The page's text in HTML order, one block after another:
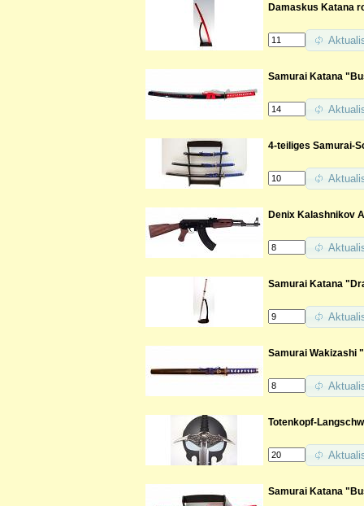
Damaskus Katana
Samurai Katana
4-teiliges Samurai-
Denix Kalashnikov
Samurai Katana
Samurai Wakizashi
Totenkopf-
Samurai Katana